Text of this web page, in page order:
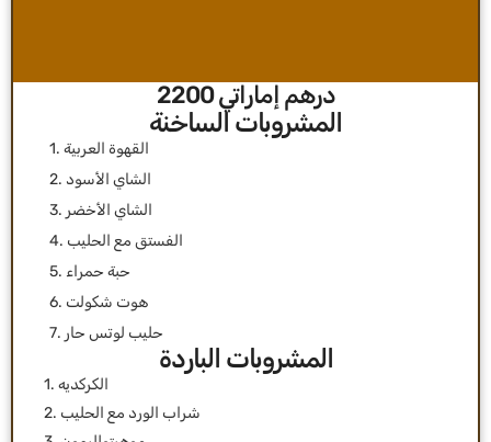
درهم إماراتي 2200
1. القهوة العربية
2. الشاي الأسود
3. الشاي الأخضر
4. الفستق مع الحليب
5. حبة حمراء
6. هوت شكولت
7. حليب لوتس حار
المشروبات الباردة
1. الكركديه
2. شراب الورد مع الحليب